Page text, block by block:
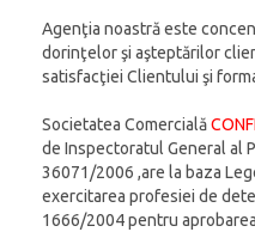
Agenţia noastră este
dorinţelor şi aşteptărilor
satisfacţiei Clientului şi
Societatea Comercială
de Inspectoratul General al
36071/2006 ,are la baza
exercitarea profesiei de
1666/2004 pentru